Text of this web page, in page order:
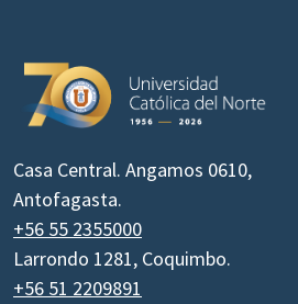
Casa Central. Angamos 0610,
Antofagasta.
+56 55 2355000
Larrondo 1281, Coquimbo.
+56 51 2209891